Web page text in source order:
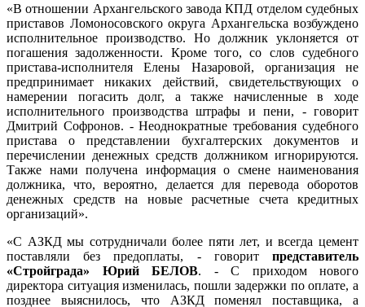
«В отношении Архангельского завода КПД отделом судебных
приставов Ломоносовского округа Архангельска возбуждено
исполнительное производство. Но должник уклоняется от
погашения задолженности. Кроме того, со слов судебного
пристава-исполнителя Елены Назаровой, организация не
предпринимает никаких действий, свидетельствующих о
намерении погасить долг, а также начисленные в ходе
исполнительного производства штрафы и пени, - говорит
Дмитрий Софронов. - Неоднократные требования судебного
пристава о представлении бухгалтерских документов и
перечислении денежных средств должником игнорируются.
Также нами получена информация о смене наименования
должника, что, вероятно, делается для перевода оборотов
денежных средств на новые расчетные счета кредитных
организаций».
«С АЗКД мы сотрудничали более пяти лет, и всегда цемент
поставляли без предоплаты, - говорит представитель
«Стройграда» Юрий БЕЛОВ. - С приходом нового
директора ситуация изменилась, пошли задержки по оплате, а
позднее выяснилось, что АЗКД поменял поставщика, а